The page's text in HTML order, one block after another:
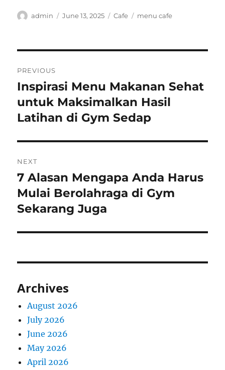
Author
admin
Posted
June 13, 2025 Categories
Cafe Tags
menu cafe
navigation
PREVIOUS
Previous
post:
Inspirasi Menu Makanan Sehat
untuk Maksimalkan Hasil
Latihan di Gym Sedap
NEXT
Next
post:
7 Alasan Mengapa Anda Harus
Mulai Berolahraga di Gym
Sekarang Juga
Archives
August 2026
July 2026
June 2026
May 2026
April 2026